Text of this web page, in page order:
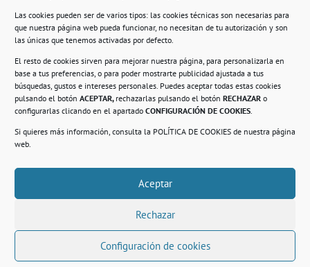
Las cookies pueden ser de varios tipos: las cookies técnicas son necesarias para
que nuestra página web pueda funcionar, no necesitan de tu autorización y son
las únicas que tenemos activadas por defecto.
El resto de cookies sirven para mejorar nuestra página, para personalizarla en
base a tus preferencias, o para poder mostrarte publicidad ajustada a tus
búsquedas, gustos e intereses personales. Puedes aceptar todas estas cookies
pulsando el botón ACEPTAR, rechazarlas pulsando el botón RECHAZAR o
configurarlas clicando en el apartado CONFIGURACIÓN DE COOKIES.
Si quieres más información, consulta la POLÍTICA DE COOKIES de nuestra página
web.
Aceptar
Rechazar
Configuración de cookies
Compromiso con la protección de datos
Política de Cookies.
© 2021. Realizado en el Centro de Rehabilitación